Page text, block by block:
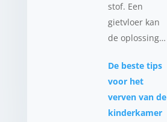
stof. Een
gietvloer kan
de oplossing…
De beste tips
voor het
verven van de
kinderkamer